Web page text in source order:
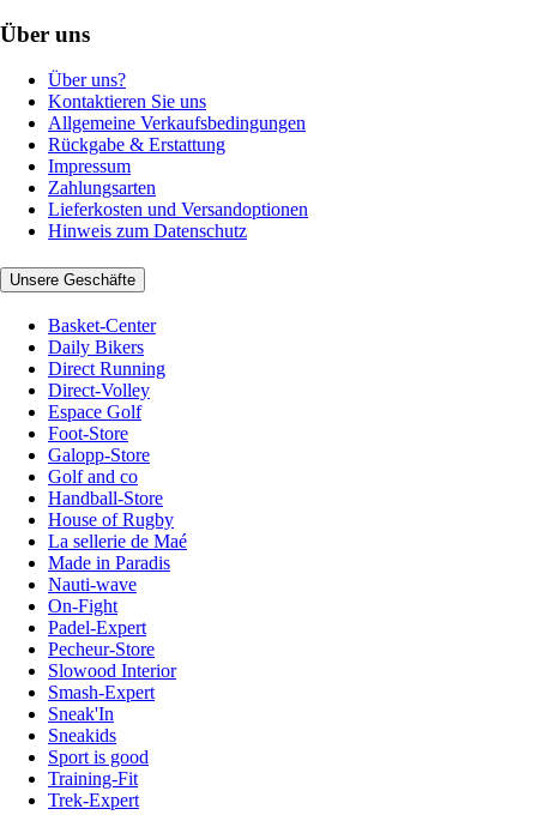
Über uns
Über uns?
Kontaktieren Sie uns
Allgemeine Verkaufsbedingungen
Rückgabe & Erstattung
Impressum
Zahlungsarten
Lieferkosten und Versandoptionen
Hinweis zum Datenschutz
Unsere Geschäfte
Basket-Center
Daily Bikers
Direct Running
Direct-Volley
Espace Golf
Foot-Store
Galopp-Store
Golf and co
Handball-Store
House of Rugby
La sellerie de Maé
Made in Paradis
Nauti-wave
On-Fight
Padel-Expert
Pecheur-Store
Slowood Interior
Smash-Expert
Sneak'In
Sneakids
Sport is good
Training-Fit
Trek-Expert